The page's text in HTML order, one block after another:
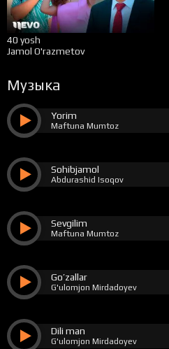
40 yosh
Jamol O'razmetov
Музыка
Yorim
Maftuna Mumtoz
Sohibjamol
Abdurashid Isoqov
Sevgilim
Maftuna Mumtoz
Go’zallar
G'ulomjon Mirdadoyev
Dili man
G'ulomjon Mirdadoyev